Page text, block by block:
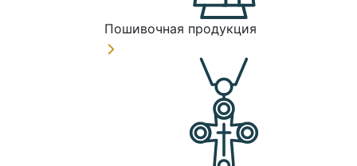
Пошивочная продукция